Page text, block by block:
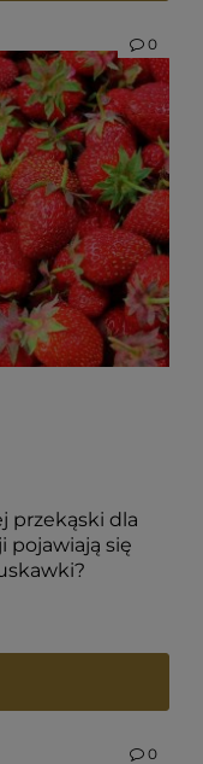
0
przekąski dla
pojawiają się
0